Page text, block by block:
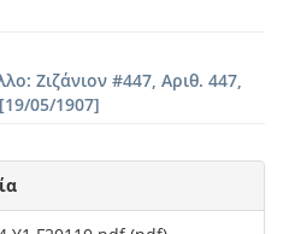
Ζιζάνιον #447, Αριθ. 447,
05/1907]